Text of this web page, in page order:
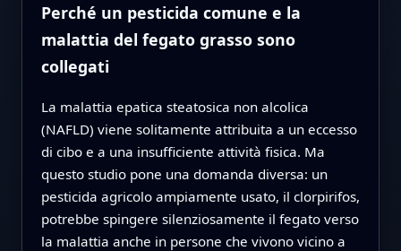
Perché un pesticida comune e la
malattia del fegato grasso sono
collegati
La malattia epatica steatosica non alcolica
(NAFLD) viene solitamente attribuita a un eccesso
di cibo e a una insufficiente attività fisica. Ma
questo studio pone una domanda diversa: un
pesticida agricolo ampiamente usato, il clorpirifos,
potrebbe spingere silenziosamente il fegato verso
la malattia anche in persone che vivono vicino a